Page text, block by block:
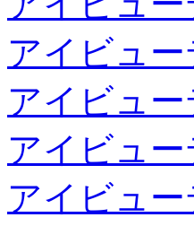
アイビュ
アイビュ
アイビュ
アイビュ